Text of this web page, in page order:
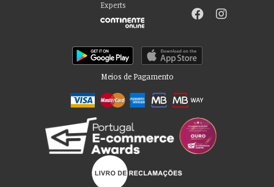
Experts
Meios de Pagamento
Por favor aceite as nossas deliciosas